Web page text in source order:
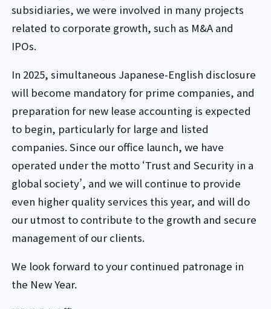
subsidiaries, we were involved in many projects
related to corporate growth, such as M&A and
IPOs.
In 2025, simultaneous Japanese-English disclosure
will become mandatory for prime companies, and
preparation for new lease accounting is expected
to begin, particularly for large and listed
companies. Since our office launch, we have
operated under the motto ‘Trust and Security in a
global society’, and we will continue to provide
even higher quality services this year, and will do
our utmost to contribute to the growth and secure
management of our clients.
We look forward to your continued patronage in
the New Year.